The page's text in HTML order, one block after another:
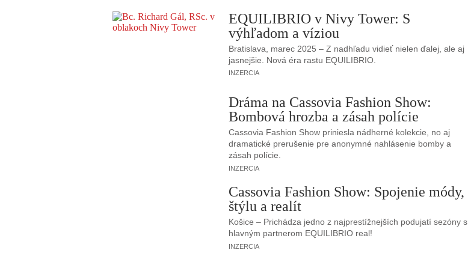
EQUILIBRIO v Nivy Tower: S
výhľadom a víziou
Bratislava, marec 2025 – Z nadhľadu vidieť nielen ďalej, ale aj
jasnejšie. Nová éra rastu EQUILIBRIO.
INZERCIA
Dráma na Cassovia Fashion Show:
Bombová hrozba a zásah polície
Cassovia Fashion Show priniesla nádherné kolekcie, no aj
dramatické prerušenie pre anonymné nahlásenie bomby a
zásah polície.
INZERCIA
Cassovia Fashion Show: Spojenie módy,
štýlu a realít
Košice – Prichádza jedno z najprestížnejších podujatí sezóny s
hlavným partnerom EQUILIBRIO real!
INZERCIA